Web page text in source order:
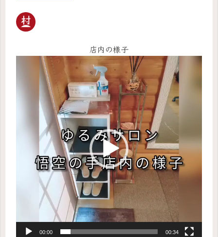
店内の様子
00:00 00:34